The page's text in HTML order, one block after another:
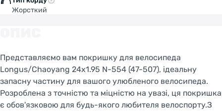
Жорсткий
Представляємо вам покришку для велосипеда
Longus/Chaoyang 24x1.95 N-554 (47-507), ідеальну
запасну частину для вашого улюбленого велосипеда.
Розроблена з точністю та міцністю на увазі, ця покришка
є обов'язковою для будь-якого любителя велоспорту.З